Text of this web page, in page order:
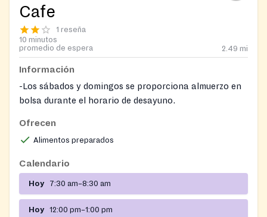
Cafe
1 reseña
10 minutos
promedio de espera
2.49 mi
Información
-Los sábados y domingos se proporciona almuerzo en
bolsa durante el horario de desayuno.
Pregunte más sobre su centro de recursos en el
sitio.
Ofrecen
Alimentos preparados
Calendario
Hoy 7:30 am–8:30 am
Hoy 12:00 pm–1:00 pm